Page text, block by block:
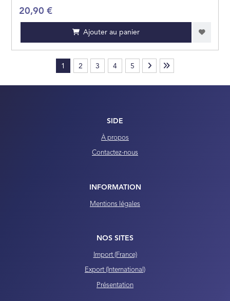
20,90 €
Ajouter au panier
1 2 3 4 5
SIDE
À propos
Contactez-nous
INFORMATION
Mentions légales
NOS SITES
Import (France)
Export (International)
Présentation